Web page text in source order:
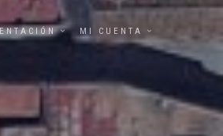
MI CUENTA